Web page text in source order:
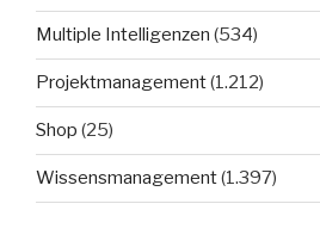
Multiple Intelligenzen (534)
Projektmanagement(1.212)
Shop (25)
Wissensmanagement(1.397)